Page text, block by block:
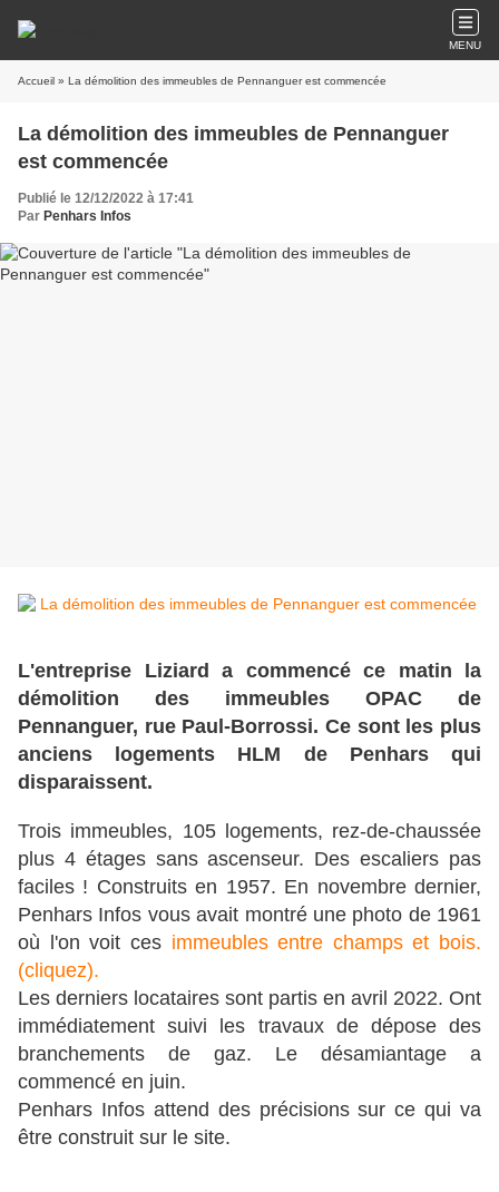
MENU
Accueil » La démolition des immeubles de Pennanguer est commencée
La démolition des immeubles de Pennanguer
est commencée
Publié le 12/12/2022 à 17:41
Par Penhars Infos
L'entreprise Liziard a commencé ce matin la
démolition des immeubles OPAC de
Pennanguer, rue Paul-Borrossi. Ce sont les plus
anciens logements HLM de Penhars qui
disparaissent.
Trois immeubles, 105 logements, rez-de-chaussée
plus 4 étages sans ascenseur. Des escaliers pas
faciles ! Construits en 1957. En novembre dernier,
Penhars Infos vous avait montré une photo de 1961
où l'on voit ces immeubles entre champs et bois.
(cliquez).
Les derniers locataires sont partis en avril 2022. Ont
immédiatement suivi les travaux de dépose des
branchements de gaz. Le désamiantage a
commencé en juin.
Penhars Infos attend des précisions sur ce qui va
être construit sur le site.